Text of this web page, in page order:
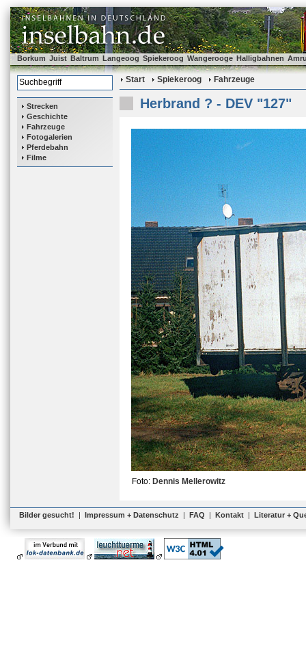
Borkum Juist Baltrum Langeoog Spiekeroog Wangerooge Halligbahnen
Strecken
Geschichte
Fahrzeuge
Fotogalerien
Pferdebahn
Filme
Start Spiekeroog Fahrzeuge
Herbrand ? - DEV "127"
Foto: Dennis Mellerowitz
Bilder gesucht! | Impressum + Datenschutz | FAQ | Kontakt | Literatur +